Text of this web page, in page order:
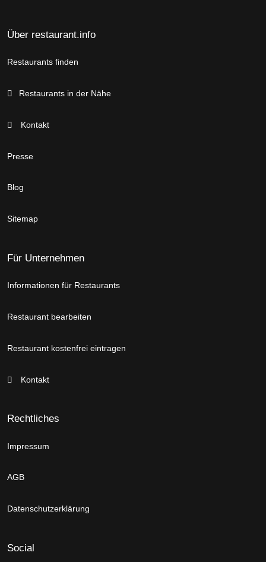
Über restaurant.info
Restaurants finden
Restaurants in der Nähe
Kontakt
Presse
Blog
Sitemap
Für Unternehmen
Informationen für Restaurants
Restaurant bearbeiten
Restaurant kostenfrei eintragen
Kontakt
Rechtliches
Impressum
AGB
Datenschutzerklärung
Social